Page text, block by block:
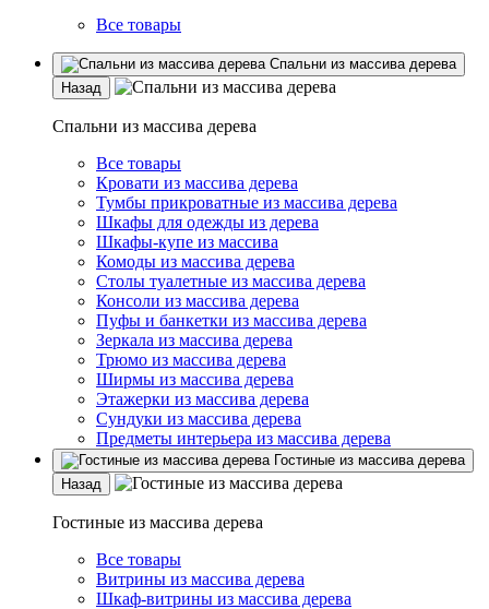
Все товары
Спальни из массива дерева
Назад
Спальни из массива дерева
Все товары
Кровати из массива дерева
Тумбы прикроватные из массива дерева
Шкафы для одежды из дерева
Шкафы-купе из массива
Комоды из массива дерева
Столы туалетные из массива дерева
Консоли из массива дерева
Пуфы и банкетки из массива дерева
Зеркала из массива дерева
Трюмо из массива дерева
Ширмы из массива дерева
Этажерки из массива дерева
Сундуки из массива дерева
Предметы интерьера из массива дерева
Гостиные из массива дерева
Назад
Гостиные из массива дерева
Все товары
Витрины из массива дерева
Шкаф-витрины из массива дерева